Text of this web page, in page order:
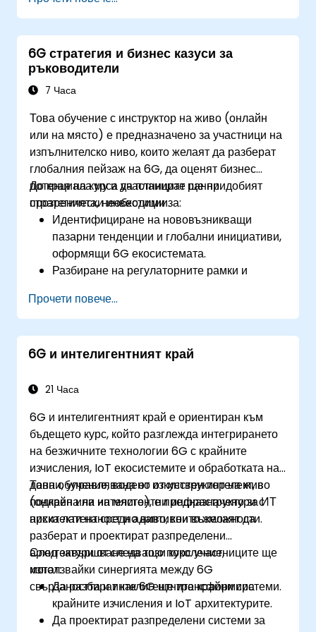
6G стратегия и бизнес казуси за
ръководители
7 Часа
Това обучение с инструктор на живо (онлайн
или на място) е предназначено за участници на
изпълнителско ниво, които желаят да разберат
глобалния пейзаж на 6G, да оценят бизнес
потенциала му и да планират ранни
стратегически инвестиции.
До края на курса участниците ще придобият
прозренията, необходими за:
Идентифициране на нововъзникващи
пазарни тенденции и глобални инициативи,
оформящи 6G екосистемата.
Разбиране на регулаторните рамки и
свързани с IMT-2030.
Оценка на развиващия се пейзаж на
доставчиците и нивата на технологична
готовност.
инвестиции, изследователски партньорства
Прочети повече...
6G и интелигентният край
21 Часа
6G и интелигентният край е ориентиран към
бъдещето курс, който разглежда интегрирането
на безжичните технологии 6G с крайните
изчисления, IoT екосистемите и обработката на
данни, управлявана от изкуствен интелект, в
подкрепа на интелигентни инфраструктури с
ниска латентност и адаптивни възможности.
Това обучение, водено от инструктор на живо
(онлайн или на място), е предназначено за ИТ
архитекти на средно ниво, които желаят да
разберат и проектират разпределени
архитектури от следващо поколение,
използвайки синергията между 6G
свързаността и интелигентните крайни системи.
След завършване на този курс участниците ще
могат:
Да разбират как 6G ще трансформира
крайните изчисления и IoT архитектурите.
Да проектират разпределени системи за